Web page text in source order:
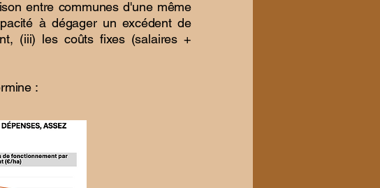
entre communes d'une même
à dégager un excédent de
(iii) les coûts fixes (salaires +
: